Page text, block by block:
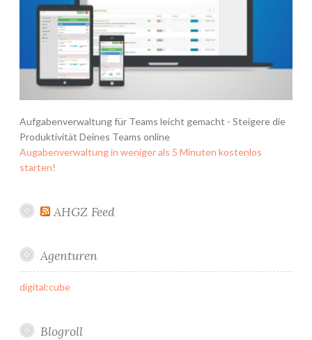
Aufgabenverwaltung für Teams leicht gemacht - Steigere die
Produktivität Deines Teams online
Augabenverwaltung in weniger als 5 Minuten kostenlos
starten!
AHGZ Feed
Agenturen
digital:cube
Blogroll